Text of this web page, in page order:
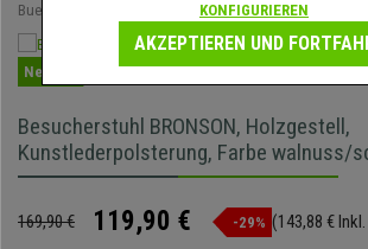
Buerostuhlpro Konferenzstühle
Neuheit
Besucherstuhl BRONSON, Holzgestell,
Kunstlederpolsterung, Farbe walnuss/
169,90 € 119,90 € -29% (143,88 €
KONFIGURIEREN
AKZEPTIEREN UND